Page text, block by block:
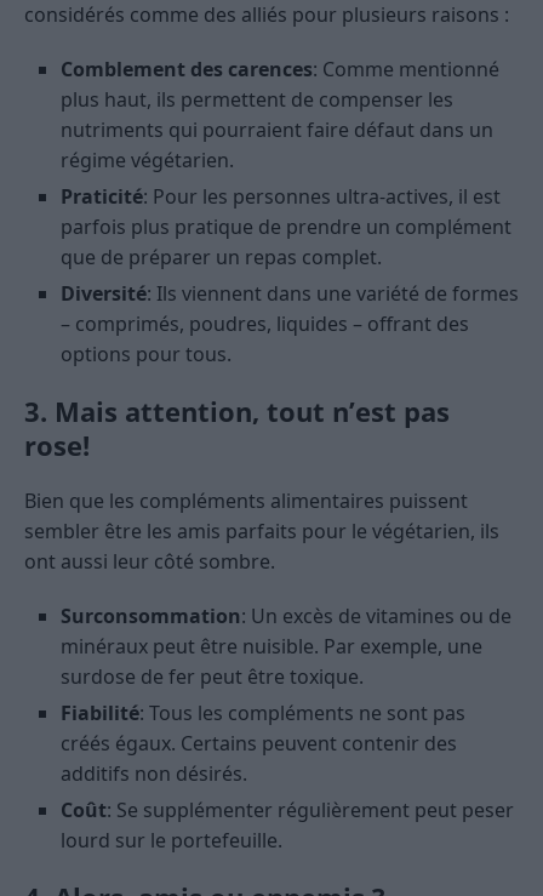
considérés comme des alliés pour plusieurs raisons :
Comblement des carences: Comme mentionné
plus haut, ils permettent de compenser les
nutriments qui pourraient faire défaut dans un
régime végétarien.
Praticité: Pour les personnes ultra-actives, il est
parfois plus pratique de prendre un complément
que de préparer un repas complet.
Diversité: Ils viennent dans une variété de formes
– comprimés, poudres, liquides – offrant des
options pour tous.
3. Mais attention, tout n’est pas
rose!
Bien que les compléments alimentaires puissent
sembler être les amis parfaits pour le végétarien, ils
ont aussi leur côté sombre.
Surconsommation: Un excès de vitamines ou de
minéraux peut être nuisible. Par exemple, une
surdose de fer peut être toxique.
Fiabilité: Tous les compléments ne sont pas
créés égaux. Certains peuvent contenir des
additifs non désirés.
Coût: Se supplémenter régulièrement peut peser
lourd sur le portefeuille.